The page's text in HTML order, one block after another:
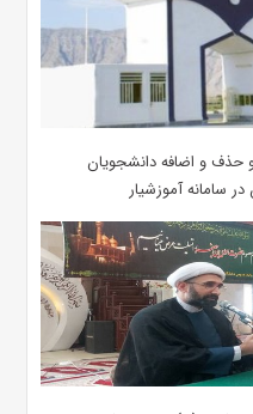
حذف و اضافه دانشجویان
سامانه آموزشیار